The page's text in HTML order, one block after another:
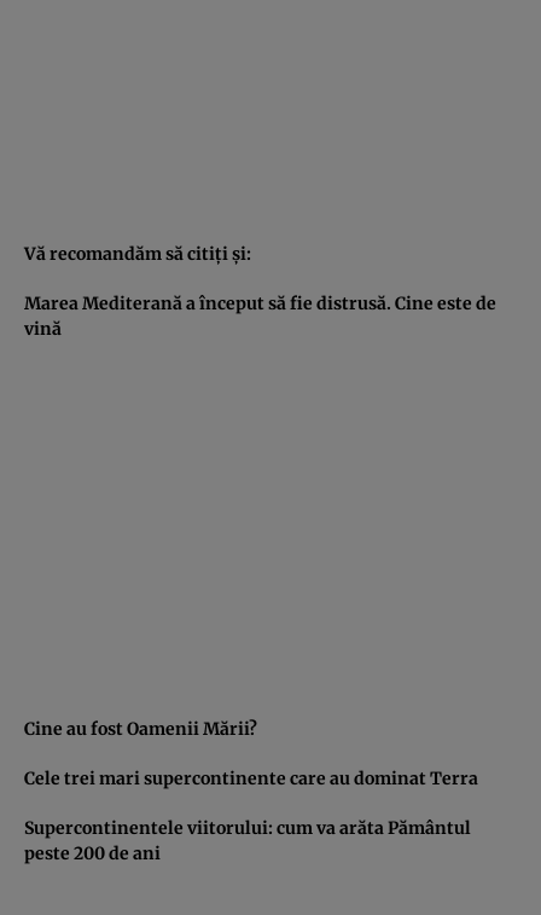
Vă recomandăm să citiţi şi:
Marea Mediterană a început să fie distrusă. Cine este de
vină
Cine au fost Oamenii Mării?
Cele trei mari supercontinente care au dominat Terra
Supercontinentele viitorului: cum va arăta Pământul
peste 200 de ani